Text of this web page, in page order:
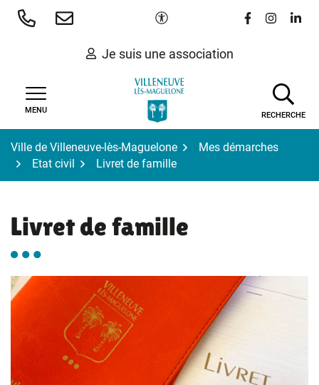
Aller
Paramètres d'accessibilité
Lien vers le
Lien vers
Lien
Je suis une association
MENU
RECHERCHE
Ville de Villeneuve-lès-Maguelone
Mes démarches
Etat civil
Livret de famille
Livret de famille